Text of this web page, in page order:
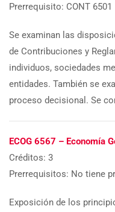
Prerrequisito: CONT 6501
Se examinan las
de Contribuciones y
individuos, sociedades
entidades. También se
proceso decisional. Se
ECOG 6567 – Economía
Créditos: 3
Prerrequisitos: No tiene
Exposición de los